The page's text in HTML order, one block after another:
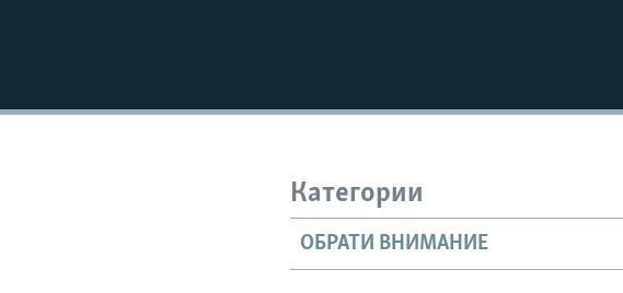
Категории
ОБРАТИ ВНИМАНИЕ